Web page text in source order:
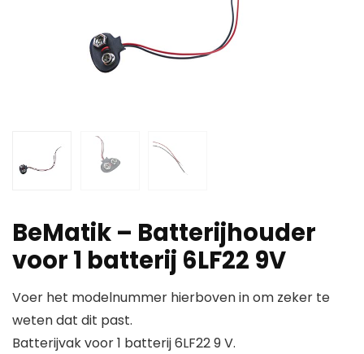
BeMatik – Batterijhouder
voor 1 batterij 6LF22 9V
Voer het modelnummer hierboven in om zeker te
weten dat dit past.
Batterijvak voor 1 batterij 6LF22 9 V.